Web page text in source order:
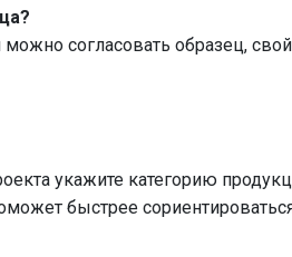
согласовать образец,
укажите категорию
быстрее